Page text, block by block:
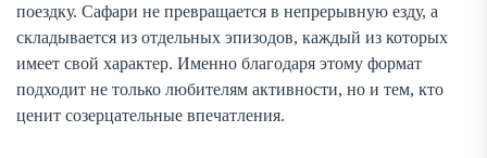
поездку. Сафари не превращается в непрерывную езду, а
складывается из отдельных эпизодов, каждый из которых
имеет свой характер. Именно благодаря этому формат
подходит не только любителям активности, но и тем, кто
ценит созерцательные впечатления.